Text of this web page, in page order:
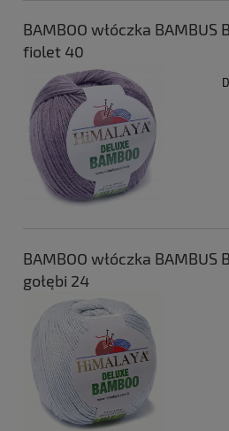
BAMBOO włóczka BAMBUS
fiolet 40
BAMBOO włóczka BAMBUS
gołębi 24